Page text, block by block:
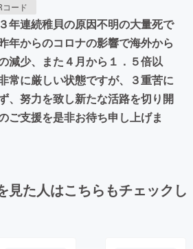
コード
年連続稚貝の原因不明の大量死で
年からのコロナの影響で海外から
減少、また４月から１．５倍以
常に厳しい状態ですが、３重苦に
、努力を致し新たな活路を切り開
ご支援を是非お待ち申し上げま
見た人はこちらもチェックし